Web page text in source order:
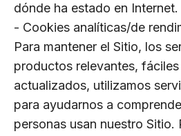
dónde ha estado en Internet.
- Cookies analíticas/de
Para mantener el Sitio, los
productos relevantes,
actualizados, utilizamos
para ayudarnos a
personas usan nuestro Sitio.